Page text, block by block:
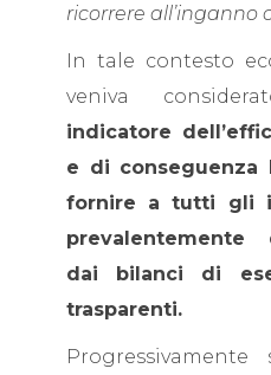
ricorrere all’inganno
In tale contesto
veniva
indicatore
e di conseguenza
fornire a tutti gli
prevalentemente
dai bilanci di
trasparenti.